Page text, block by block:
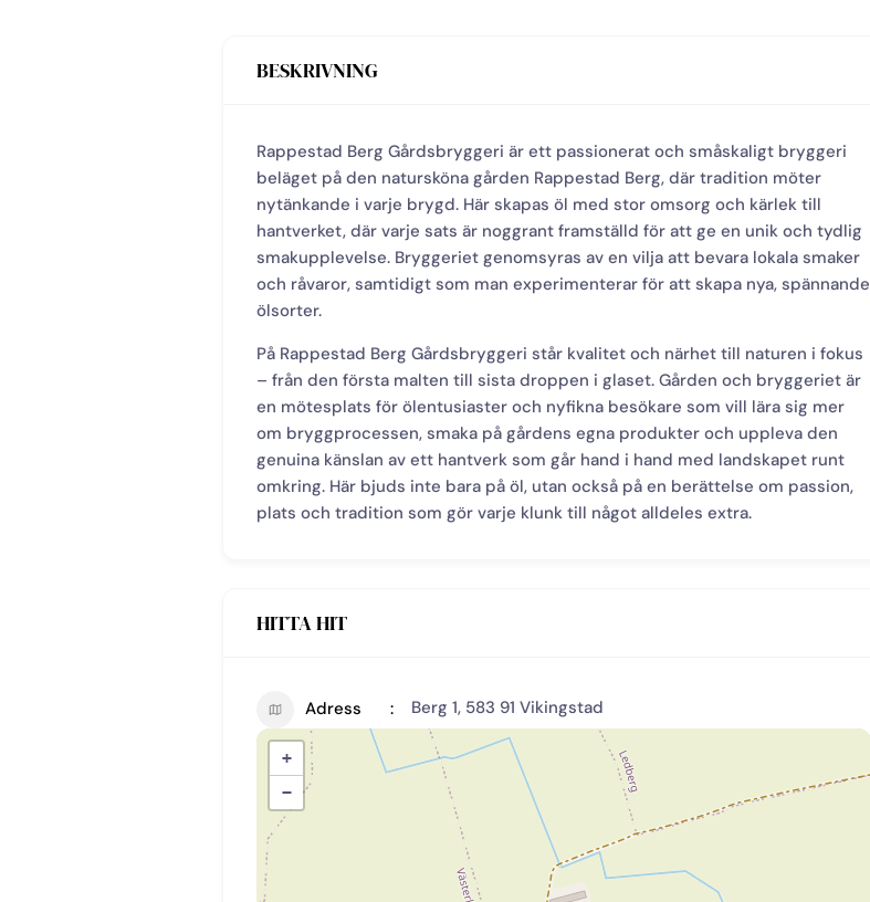
BESKRIVNING
Rappestad Berg Gårdsbryggeri är ett passionerat och småskaligt bryggeri
beläget på den natursköna gården Rappestad Berg, där tradition möter
nytänkande i varje brygd. Här skapas öl med stor omsorg och kärlek till
hantverket, där varje sats är noggrant framställd för att ge en unik och tydlig
smakupplevelse. Bryggeriet genomsyras av en vilja att bevara lokala smaker
och råvaror, samtidigt som man experimenterar för att skapa nya, spännande
ölsorter.
På Rappestad Berg Gårdsbryggeri står kvalitet och närhet till naturen i fokus
– från den första malten till sista droppen i glaset. Gården och bryggeriet är
en mötesplats för ölentusiaster och nyfikna besökare som vill lära sig mer
om bryggprocessen, smaka på gårdens egna produkter och uppleva den
genuina känslan av ett hantverk som går hand i hand med landskapet runt
omkring. Här bjuds inte bara på öl, utan också på en berättelse om passion,
plats och tradition som gör varje klunk till något alldeles extra.
HITTA HIT
Adress Berg 1, 583 91 Vikingstad
+
−